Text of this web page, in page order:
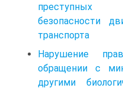
преступных
безопасности
транспорта
Нарушение
обращении с
другими